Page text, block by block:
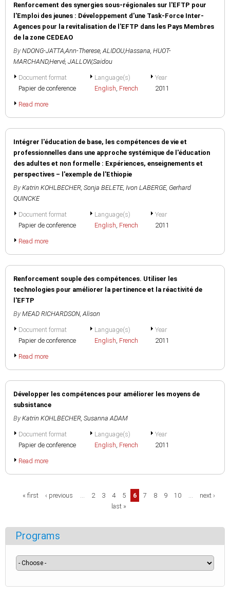
Renforcement des synergies sous-régionales sur l'EFTP pour
l'Emploi des jeunes : Développement d'une Task-Force Inter-
Agences pour la revitalisation de l'EFTP dans les Pays Membres
de la zone CEDEAO
By NDONG-JATTA,Ann-Therese,ALIDOU,Hassana, HUOT-
MARCHAND,Hervé, JALLOW,Saidou
Document format
Papier de conference
Language(s)
English, French
Year
2011
Read more
Intégrer l'éducation de base, les compétences de vie et
professionnelles dans une approche systémique de l'éducation
des adultes et non formelle : Expériences, enseignements et
perspectives – l'exemple de l'Ethiopie
By Katrin KOHLBECHER, Sonja BELETE, Ivon LABERGE, Gerhard
QUINCKE
Document format
Papier de conference
Language(s)
English, French
Year
2011
Read more
Renforcement souple des compétences. Utiliser les
technologies pour améliorer la pertinence et la réactivité de
l'EFTP
By MEAD RICHARDSON, Alison
Document format
Papier de conference
Language(s)
English, French
Year
2011
Read more
Développer les compétences pour améliorer les moyens de
subsistance
By Katrin KOHLBECHER, Susanna ADAM
Document format
Papier de conference
Language(s)
English, French
Year
2011
Read more
Pages
« first ‹ previous … 2 3 4 5 6 7 8 9 10 …
next ›
last »
Programs